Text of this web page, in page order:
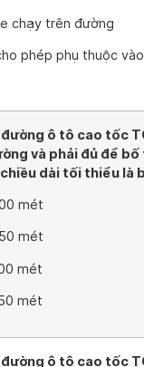
chạy trên đường
phép phụ thuộc
ô tô cao tốc
và phải đủ để
dài tối thiểu là
mét
mét
mét
mét
ô tô cao tốc